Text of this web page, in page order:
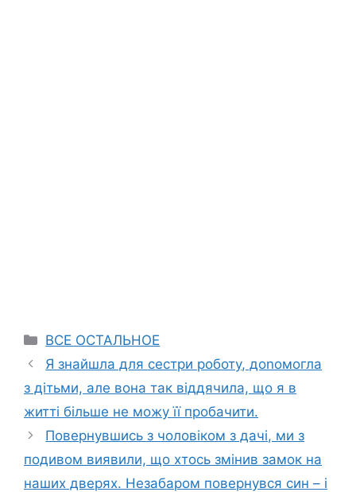
Categories
ВСЕ ОСТАЛЬНОЕ
Я знайшла для сестри роботу, доnомогла
з дітьми, але вона так віддячила, що я в
житті більше не можу її пробачити.
Повернувшись з чоловіком з дачі, ми з
подивом виявили, що хтось змінив замок на
наших дверях. Незабаром повернувся син – і